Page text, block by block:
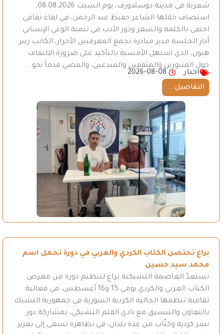
شعرية في مدينة دوسلدورف، يوم السبت 08.08.2026،
استضاف خلالها الشاعر حفيظ عبد الرحمن، في لقاء ثقافي
احتفى بالكلمة والشعر ودور الأدب في تنمية الوعي الإنساني.
أدار الجلسة مدير مبادرة تجمع المعرفيين الأحرار، الكاتب ريبر
هبون، الذي استهل الأمسية بالتأكيد على ضرورة الالتفاف
حول المتنورين والمثقفين والمبدعين، والمضي قدماً نحو…
اخبار
2026-08-08
التفاصيل ...
براغ تحتضن الكتاب الكردي والعربي في دورة تحمل اسم
محمد سيد حسين
تستعدّ العاصمة التشيكية براغ لتنظيم دورة من معرض
الكتاب العربي والكردي يومي 15 و16 أغسطس، في فعالية
ثقافية تنظمها الجالية الكردية السورية في جمهورية التشيك
بالتعاون والتنسيق مع نادي القلم التشيكي، بمشاركة دور
نشر كردية وكتّاب من عدة بلدان، في تظاهرة تسعى إلى تعزيز